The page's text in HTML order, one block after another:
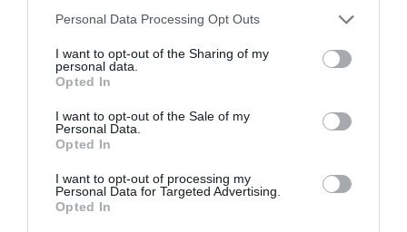
Personal Data Processing Opt Outs
I want to opt-out of the Sharing of my
personal data.
Opted In
I want to opt-out of the Sale of my
Personal Data.
Opted In
I want to opt-out of processing my
Personal Data for Targeted Advertising.
Opted In
DERNIERS COMMENTAIRES
NDRa commenté l'article :